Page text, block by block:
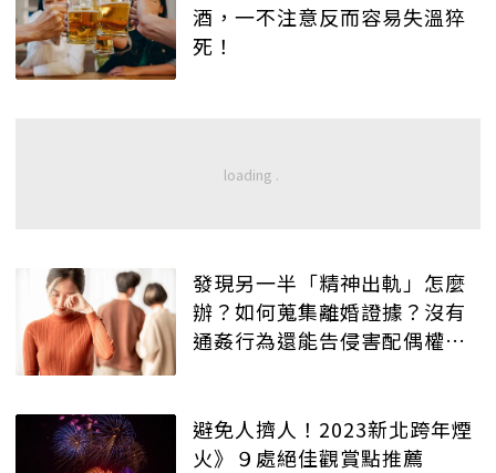
酒，一不注意反而容易失溫猝
死！
發現另一半「精神出軌」怎麼
辦？如何蒐集離婚證據？沒有
通姦行為還能告侵害配偶權
避免人擠人！2023新北跨年煙
火》９處絕佳觀賞點推薦